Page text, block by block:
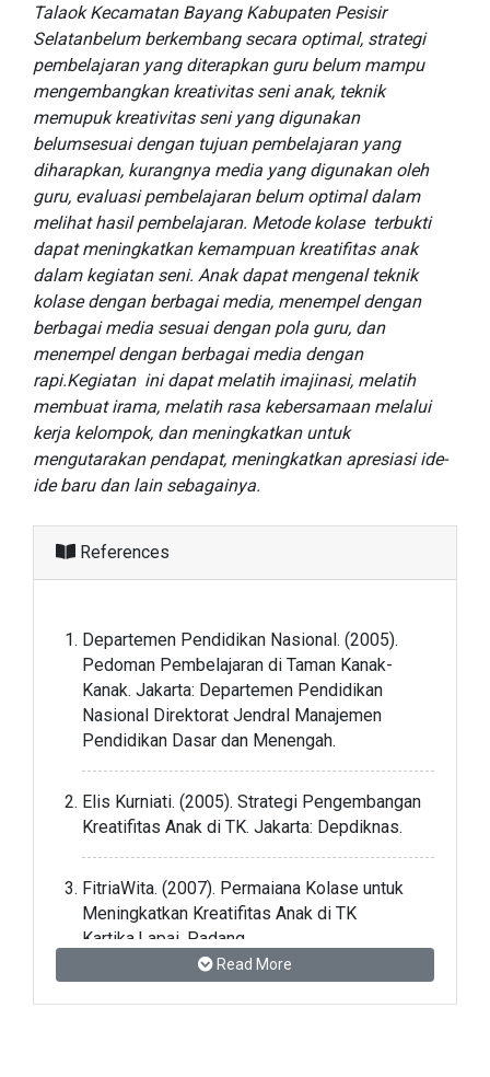
Talaok Kecamatan Bayang Kabupaten Pesisir
Selatanbelum berkembang secara optimal, strategi
pembelajaran yang diterapkan guru belum mampu
mengembangkan kreativitas seni anak, teknik
memupuk kreativitas seni yang digunakan
belumsesuai dengan tujuan pembelajaran yang
diharapkan, kurangnya media yang digunakan oleh
guru, evaluasi pembelajaran belum optimal dalam
melihat hasil pembelajaran. Metode kolase terbukti
dapat meningkatkan kemampuan kreatifitas anak
dalam kegiatan seni. Anak dapat mengenal teknik
kolase dengan berbagai media, menempel dengan
berbagai media sesuai dengan pola guru, dan
menempel dengan berbagai media dengan
rapi.Kegiatan ini dapat melatih imajinasi, melatih
membuat irama, melatih rasa kebersamaan melalui
kerja kelompok, dan meningkatkan untuk
mengutarakan pendapat, meningkatkan apresiasi ide-
ide baru dan lain sebagainya.
References
Departemen Pendidikan Nasional. (2005).
Pedoman Pembelajaran di Taman Kanak-
Kanak. Jakarta: Departemen Pendidikan
Nasional Direktorat Jendral Manajemen
Pendidikan Dasar dan Menengah.
Elis Kurniati. (2005). Strategi Pengembangan
Kreatifitas Anak di TK. Jakarta: Depdiknas.
FitriaWita. (2007). Permaiana Kolase untuk
Meningkatkan Kreatifitas Anak di TK
Kartika.Lapai, Padang.
Masitoh, dkk. (2006). Strategi Pembelajaran
Read More